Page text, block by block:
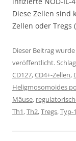
Diese Zellen sind
Zellen oder Tregs
Dieser Beitrag
veröffentlicht.
CD127,CD4+-Zellen,
Heligmosomoides
Mäuse,
Th1,Th2,Tregs,Typ-